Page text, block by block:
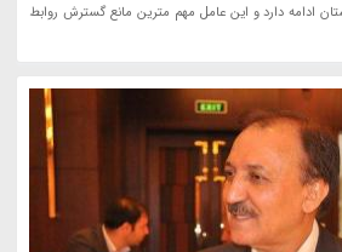
ادامه دارد و این عامل مهم مترین مانع گسترش روابط